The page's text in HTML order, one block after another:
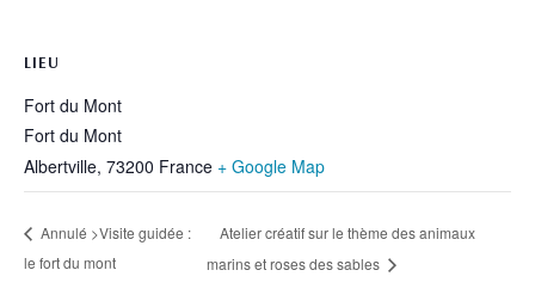
LIEU
Fort du Mont
Fort du Mont
Albertville, 73200 France + Google Map
Annulé >Visite guidée :
le fort du mont
Atelier créatif sur le thème des animaux
marins et roses des sables